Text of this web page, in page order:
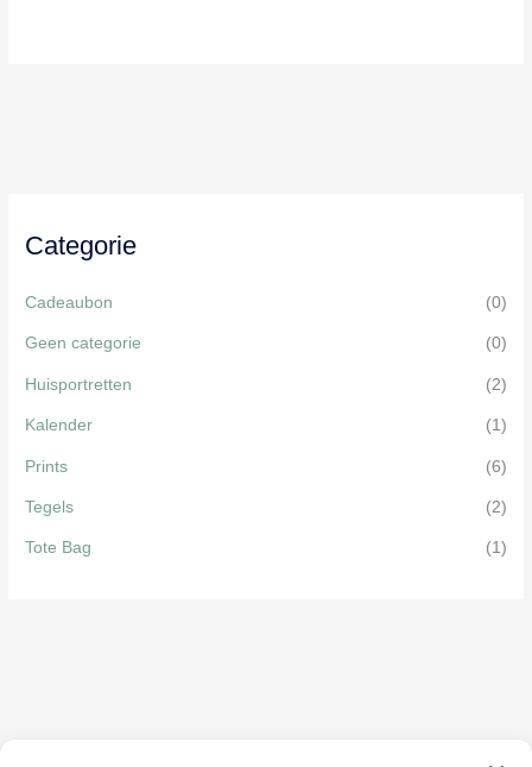
Categorie
Cadeaubon (0)
Geen categorie (0)
Huisportretten (2)
Kalender (1)
Prints (6)
Tegels (2)
Tote Bag (1)